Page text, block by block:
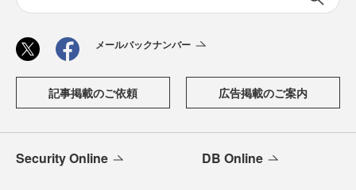
メールバックナンバー
記事掲載のご依頼 広告掲載のご案内
Security Online DB Online